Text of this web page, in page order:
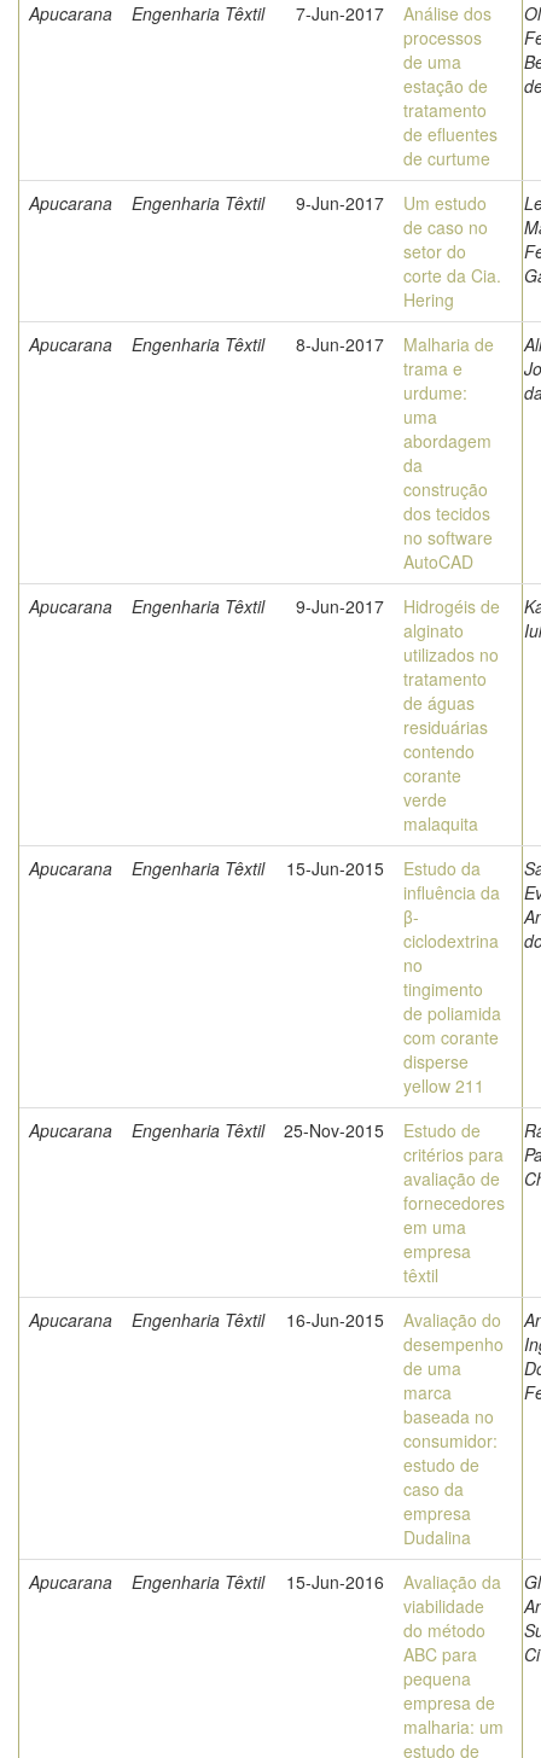
Apucarana Engenharia Têxtil 7-Jun-2017
Análise dos
processos
de uma
estação de
tratamento
de efluentes
de curtume
Apucarana Engenharia Têxtil 9-Jun-2017
Um estudo
de caso no
setor do
corte da Cia.
Hering
Apucarana Engenharia Têxtil 8-Jun-2017
Malharia de
trama e
urdume:
uma
abordagem
da
construção
dos tecidos
no software
AutoCAD
Apucarana Engenharia Têxtil 9-Jun-2017
Hidrogéis de
alginato
utilizados no
tratamento
de águas
residuárias
contendo
corante
verde
malaquita
Apucarana Engenharia Têxtil 15-Jun-2015
Estudo da
influência da
β-
ciclodextrina
no
tingimento
de poliamida
com corante
disperse
yellow 211
Apucarana Engenharia Têxtil 25-Nov-2015
Estudo de
critérios para
avaliação de
fornecedores
em uma
empresa
têxtil
Apucarana Engenharia Têxtil 16-Jun-2015
Avaliação do
desempenho
de uma
marca
baseada no
consumidor:
estudo de
caso da
empresa
Dudalina
Apucarana Engenharia Têxtil 15-Jun-2016
Avaliação da
viabilidade
do método
ABC para
pequena
empresa de
malharia: um
estudo de